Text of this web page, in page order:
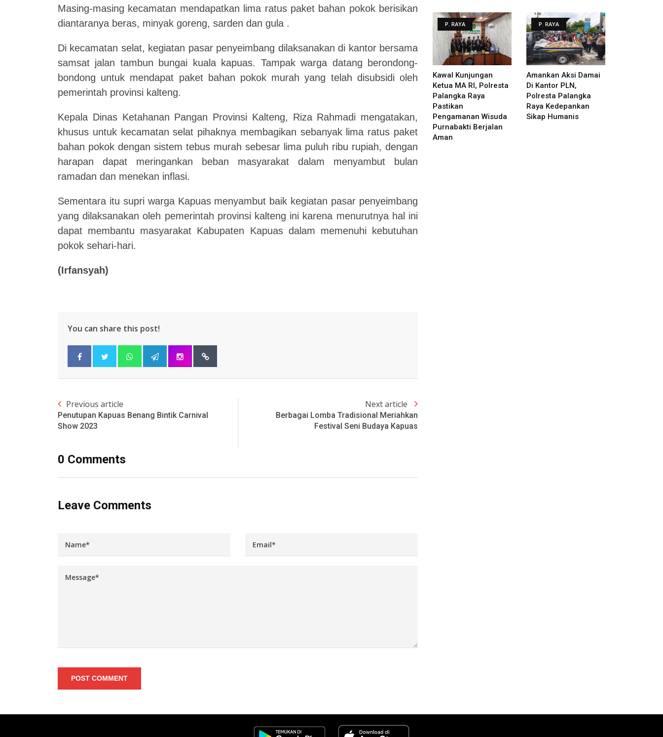
Masing-masing kecamatan mendapatkan lima ratus paket bahan pokok berisikan
diantaranya beras, minyak goreng, sarden dan gula .
Di kecamatan selat, kegiatan pasar penyeimbang dilaksanakan di kantor bersama
samsat jalan tambun bungai kuala kapuas. Tampak warga datang berondong-
bondong untuk mendapat paket bahan pokok murah yang telah disubsidi oleh
pemerintah provinsi kalteng.
Kepala Dinas Ketahanan Pangan Provinsi Kalteng, Riza Rahmadi mengatakan,
khusus untuk kecamatan selat pihaknya membagikan sebanyak lima ratus paket
bahan pokok dengan sistem tebus murah sebesar lima puluh ribu rupiah, dengan
harapan dapat meringankan beban masyarakat dalam menyambut bulan
ramadan dan menekan inflasi.
Sementara itu supri warga Kapuas menyambut baik kegiatan pasar penyeimbang
yang dilaksanakan oleh pemerintah provinsi kalteng ini karena menurutnya hal ini
dapat membantu masyarakat Kabupaten Kapuas dalam memenuhi kebutuhan
pokok sehari-hari.
(Irfansyah)
You can share this post!
Previous article
Penutupan Kapuas Benang Bintik Carnival
Show 2023
Next article
Berbagai Lomba Tradisional Meriahkan
Festival Seni Budaya Kapuas
0 Comments
Leave Comments
POST COMMENT
P. RAYA
Kawal Kunjungan
Ketua MA RI, Polresta
Palangka Raya
Pastikan
Pengamanan Wisuda
Purnabakti Berjalan
Aman
P. RAYA
Amankan Aksi Damai
Di Kantor PLN,
Polresta Palangka
Raya Kedepankan
Sikap Humanis